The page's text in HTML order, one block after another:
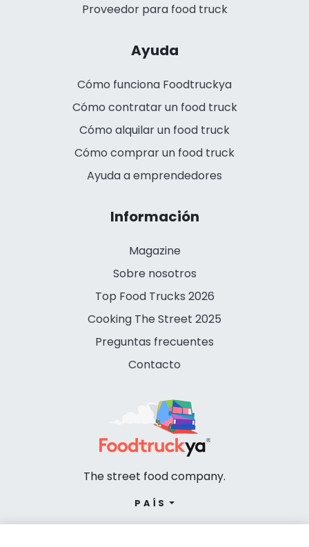
Proveedor para food truck
Ayuda
Cómo funciona Foodtruckya
Cómo contratar un food truck
Cómo alquilar un food truck
Cómo comprar un food truck
Ayuda a emprendedores
Información
Magazine
Sobre nosotros
Top Food Trucks 2026
Cooking The Street 2025
Preguntas frecuentes
Contacto
The street food company.
PAÍS